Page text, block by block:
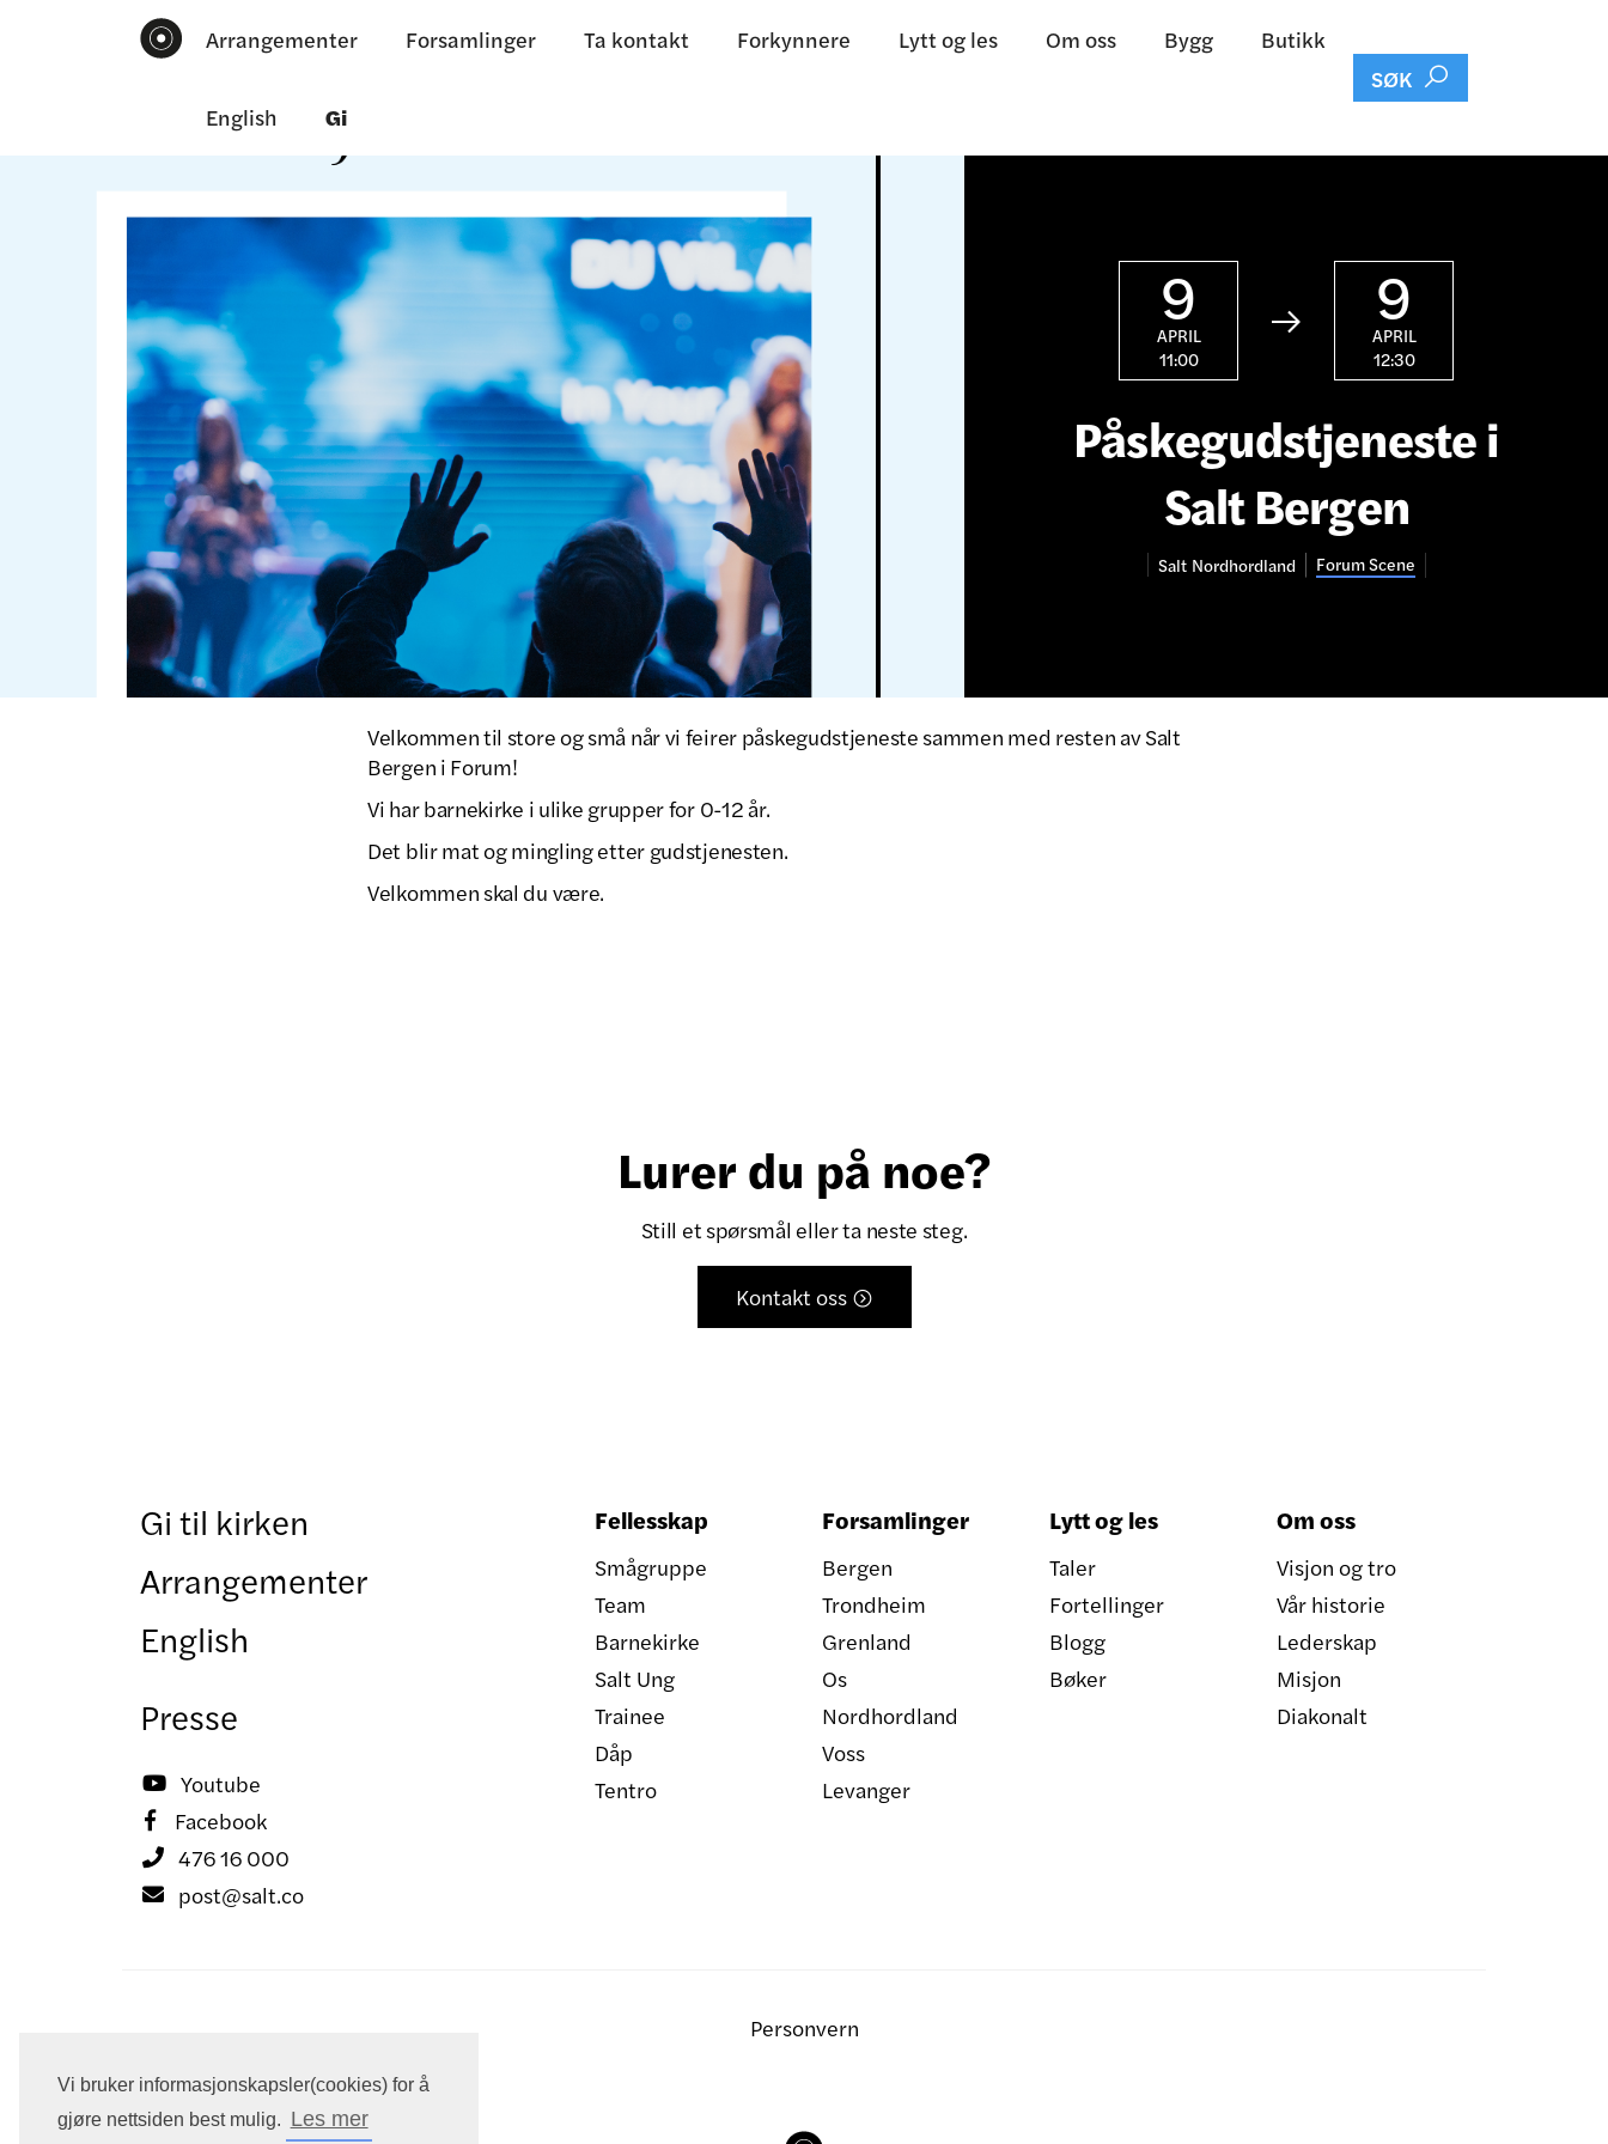
Vi bruker informasjonskapsler(cookies) for å
gjøre nettsiden best mulig. Les mer
Arrangementer Forsamlinger Ta kontakt Forkynnere Lytt og les Om oss Bygg Butikk
English Gi
SØK 
9
APRIL
11:00
 9
APRIL
12:30
Påskegudstjeneste i
Salt Bergen
Salt Nordhordland Forum Scene
Velkommen til store og små når vi feirer påskegudstjeneste sammen med resten av Salt
Bergen i Forum!
Vi har barnekirke i ulike grupper for 0-12 år.
Det blir mat og mingling etter gudstjenesten.
Velkommen skal du være.
Lurer du på noe?
Still et spørsmål eller ta neste steg.
Kontakt oss 
Gi til kirken
Arrangementer
English
Presse
 Youtube
 Facebook
 476 16 000
 post@salt.co
Fellesskap
Smågruppe
Team
Barnekirke
Salt Ung
Trainee
Dåp
Tentro
Forsamlinger
Bergen
Trondheim
Grenland
Os
Nordhordland
Voss
Levanger
Lytt og les
Taler
Fortellinger
Blogg
Bøker
Om oss
Visjon og tro
Vår historie
Lederskap
Misjon
Diakonalt
Personvern